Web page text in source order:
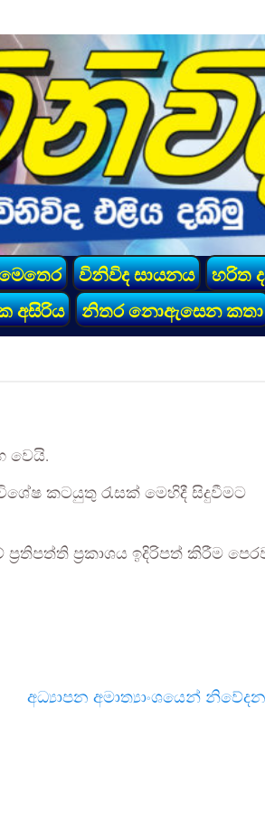
විනිවිද සායනය හරිත
අසිරිය නිතර නොඇසෙන කතා
වෙයි.
කටයුතු රැසක් මෙහිදී සිදුවීමට
ප්‍රකාශය ඉදිරිපත් කිරීම
අධ්‍යාපන අමාත්‍යාංශයෙන්